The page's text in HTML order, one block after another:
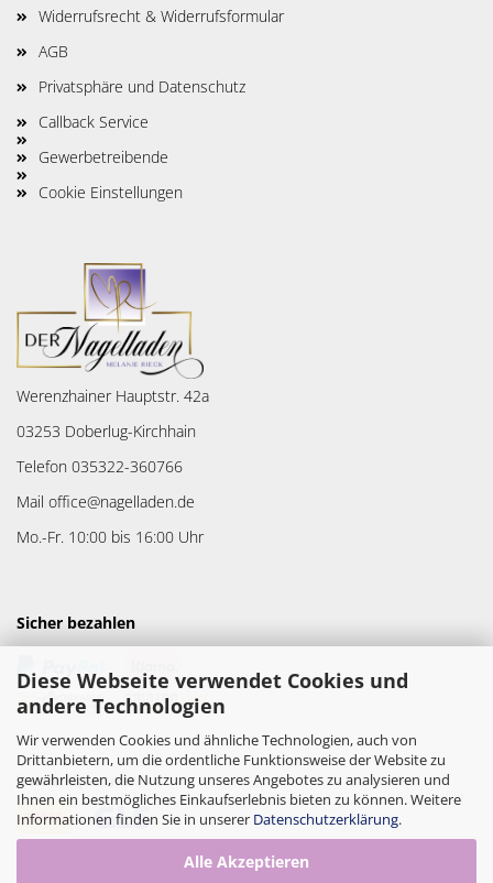
Diese Webseite verwendet Cookies und
andere Technologien
Wir verwenden Cookies und ähnliche Technologien, auch von
Drittanbietern, um die ordentliche Funktionsweise der Website zu
gewährleisten, die Nutzung unseres Angebotes zu analysieren und
Ihnen ein bestmögliches Einkaufserlebnis bieten zu können. Weitere
Informationen finden Sie in unserer Datenschutzerklärung.
Alle Akzeptieren
Widerrufsrecht & Widerrufsformular
AGB
Privatsphäre und Datenschutz
Callback Service
Gewerbetreibende
Cookie Einstellungen
Werenzhainer Hauptstr. 42a
03253 Doberlug-Kirchhain
Telefon 035322-360766
Mail office@nagelladen.de
Mo.-Fr. 10:00 bis 16:00 Uhr
Sicher bezahlen
Versandpartner